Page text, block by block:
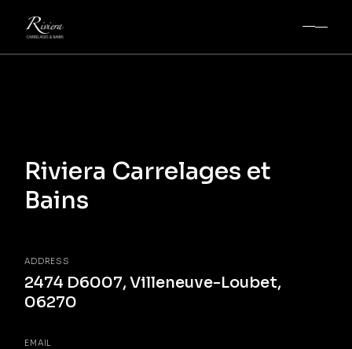
Riviera Carrelages et
Bains
ADDRESS
2474 D6007, Villeneuve-Loubet,
06270
EMAIL